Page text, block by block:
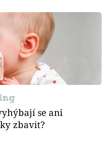
se ani
zbavit?